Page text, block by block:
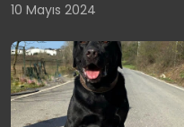
10 Mayıs 2024